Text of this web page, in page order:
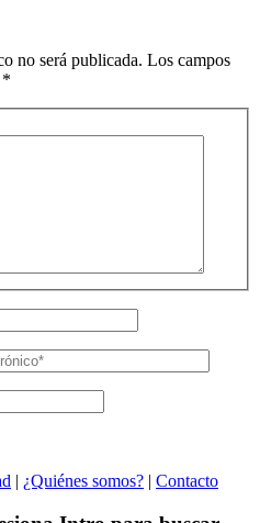
no será publicada. Los campos
*
| ¿Quiénes somos? | Contacto